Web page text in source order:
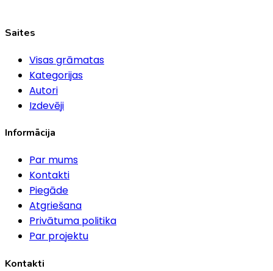
Saites
Visas grāmatas
Kategorijas
Autori
Izdevēji
Informācija
Par mums
Kontakti
Piegāde
Atgriešana
Privātuma politika
Par projektu
Kontakti